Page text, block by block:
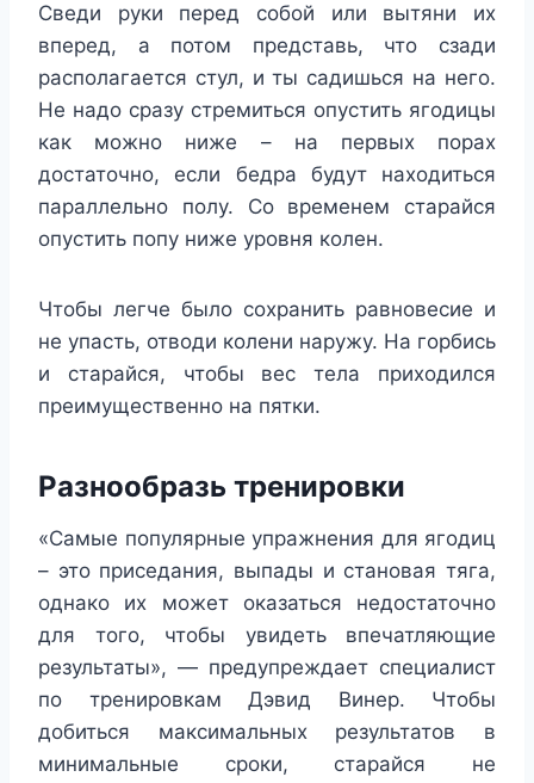
Сведи руки перед собой или вытяни их
вперед, а потом представь, что сзади
располагается стул, и ты садишься на него.
Не надо сразу стремиться опустить ягодицы
как можно ниже – на первых порах
достаточно, если бедра будут находиться
параллельно полу. Со временем старайся
опустить попу ниже уровня колен.
Чтобы легче было сохранить равновесие и
не упасть, отводи колени наружу. На горбись
и старайся, чтобы вес тела приходился
преимущественно на пятки.
Разнообразь тренировки
«Самые популярные упражнения для ягодиц
– это приседания, выпады и становая тяга,
однако их может оказаться недостаточно
для того, чтобы увидеть впечатляющие
результаты», — предупреждает специалист
по тренировкам Дэвид Винер. Чтобы
добиться максимальных результатов в
минимальные сроки, старайся не